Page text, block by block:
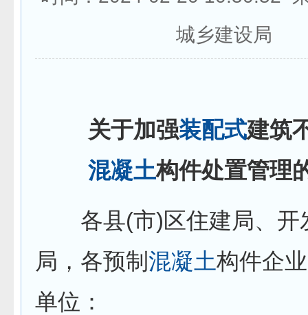
城乡建设局
关于加强装配式建筑
混凝土构件处置管理
各县(市)区住建局、开
局，各预制 混凝土构件企
单位：